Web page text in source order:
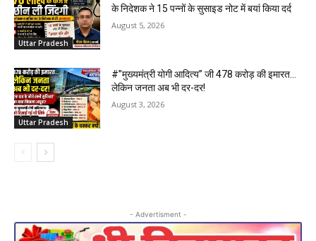
Uttar Pradesh
के निदेशक ने 15 पन्नों के सुसाइड नोट में बयां किया दर्द
August 5, 2026
Uttar Pradesh
#”मुख्यमंत्री योगी आदित्य” जी 478 करोड़ की इमारत…
लेकिन जनता अब भी दर-दर!
August 3, 2026
- Advertisment -